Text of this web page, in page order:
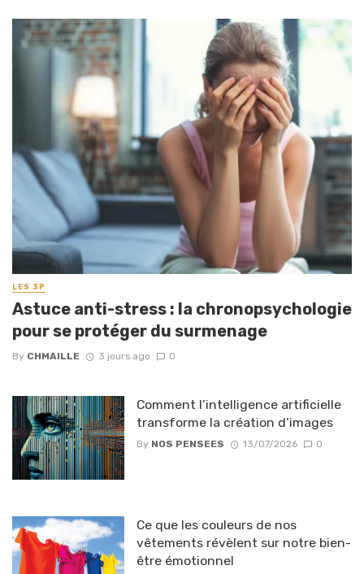
LES 3P
Astuce anti-stress : la chronopsychologie
pour se protéger du surmenage
By CHMAILLE 3 jours ago 0
Comment l’intelligence artificielle
transforme la création d’images
By NOS PENSEES 13/07/2026 0
Ce que les couleurs de nos
vêtements révèlent sur notre bien-
être émotionnel